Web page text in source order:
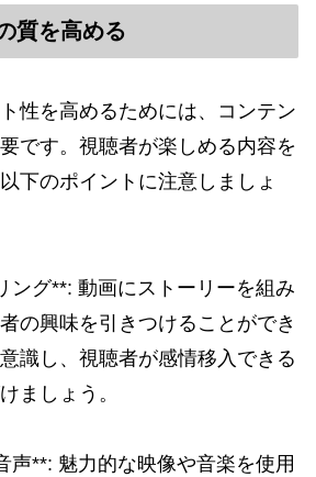
質を高める
性を高めるためには、コンテン
です。視聴者が楽しめる内容を
下のポイントに注意しましょ
ング**: 動画にストーリーを組み
の興味を引きつけることができ
識し、視聴者が感情移入できる
ましょう。
声**: 魅力的な映像や音楽を使用